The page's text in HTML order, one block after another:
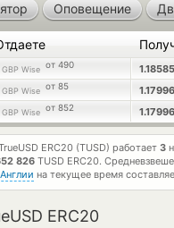
Оповещение
GBP Wise от 490
GBP Wise от 85
GBP Wise от 852
ERC20 (TUSD) работает 3
826 TUSD ERC20.
на текущее время
ERC20